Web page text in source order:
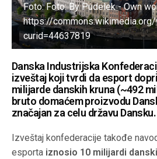
Foto: Foto: By Pudelek - Own
https://
curid=44637819
Danska Industrijska
izveštaj koji tvrdi da esport
milijarde danskih kruna (~492
bruto domaćem proizvodu
značajan za celu državu Dansku.
Izveštaj konfederacije takođe
esporta iznosio 10 milijardi